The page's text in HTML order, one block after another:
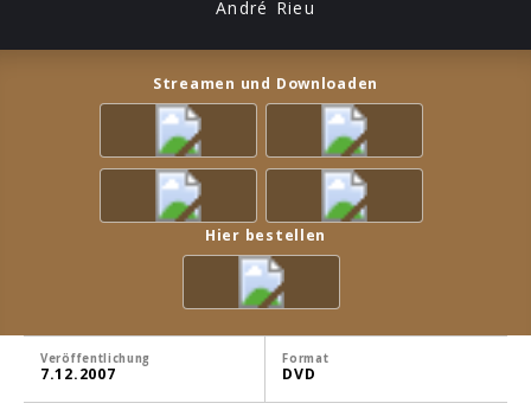
André Rieu
Streamen und Downloaden
Hier bestellen
Veröffentlichung
7.12.2007
Format
DVD